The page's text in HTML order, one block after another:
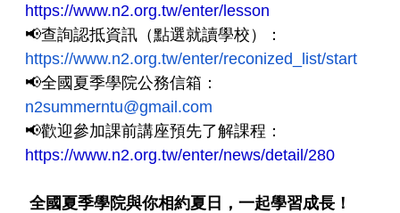
https://www.n2.org.tw/enter/lesson
📢查詢認抵資訊（點選就讀學校）：
https://www.n2.org.tw/enter/reconized_list/start
📢全國夏季學院公務信箱：
n2summerntu@gmail.com
📢歡迎參加課前講座預先了解課程：
https://www.n2.org.tw/enter/news/detail/280
全國夏季學院與你相約夏日，一起學習成長！